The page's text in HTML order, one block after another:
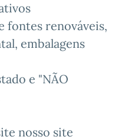
fontes renováveis,
embalagens
e "NÃO
nosso site